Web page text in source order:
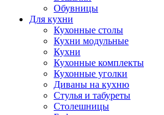
Обувницы
Для кухни
Кухонные столы
Кухни модульные
Кухни
Кухонные комплекты
Кухонные уголки
Диваны на кухню
Стулья и табуреты
Столешницы